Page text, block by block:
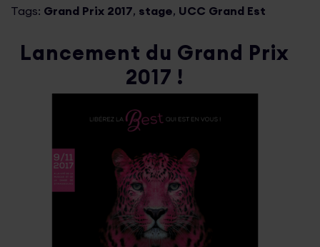
Tags: Grand Prix 2017, stage, UCC Grand Est
Lancement du Grand Prix
2017 !